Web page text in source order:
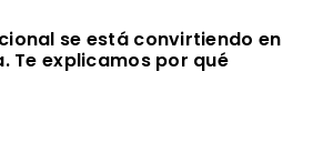
se está convirtiendo en
Te explicamos por qué